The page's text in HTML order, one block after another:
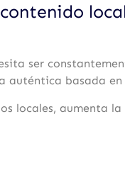
local
ser
auténtica basada
locales, aumenta